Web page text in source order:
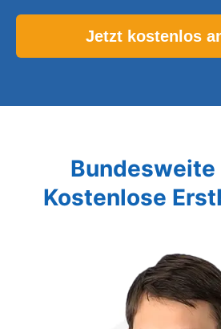
Please leave this field empty.
Kostenlose